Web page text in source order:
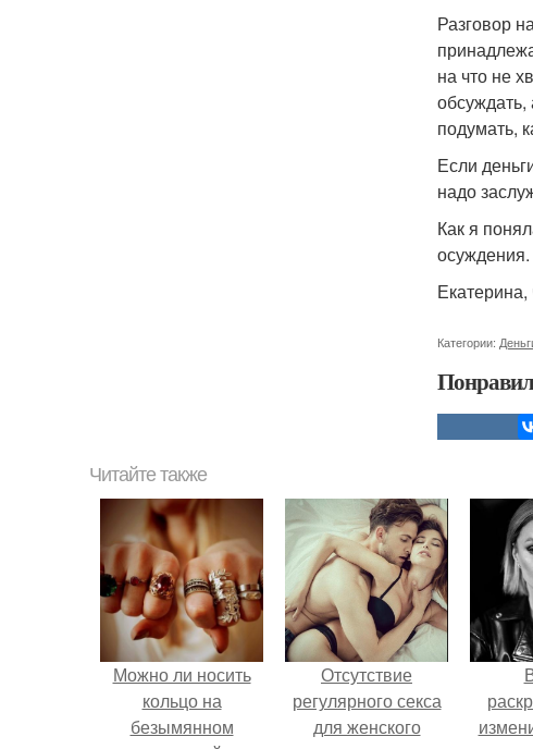
Разговор
на что не
подумать,
Если
надо
Как я
Категории:
Читайте также
Можно ли носить
кольцо на
безымянном
Отсутствие
регулярного секса
для женского